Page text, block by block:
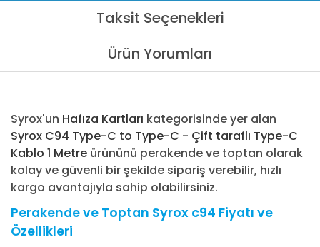
Taksit Seçenekleri
Ürün Yorumları
Syrox'un Hafıza Kartları kategorisinde yer alan
Syrox C94 Type-C to Type-C - Çift taraflı Type-C
Kablo 1 Metre ürününü perakende ve toptan olarak
kolay ve güvenli bir şekilde sipariş verebilir, hızlı
kargo avantajıyla sahip olabilirsiniz.
Perakende ve Toptan Syrox c94 Fiyatı ve
Özellikleri